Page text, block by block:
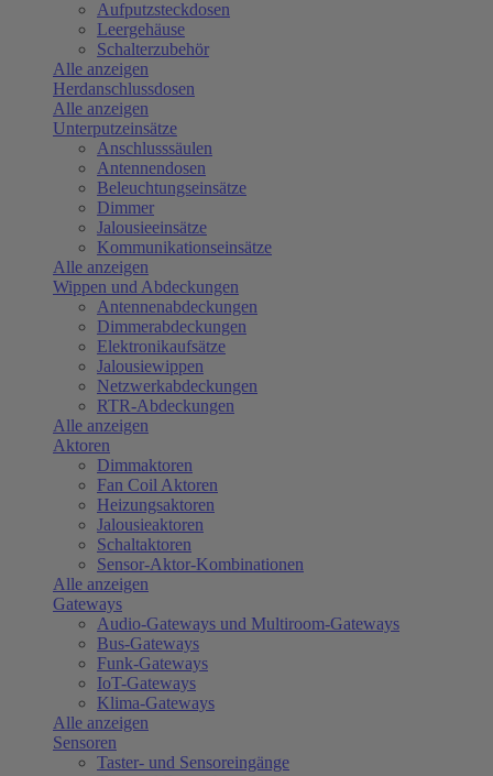
Aufputzsteckdosen
Leergehäuse
Schalterzubehör
Alle anzeigen
Herdanschlussdosen
Alle anzeigen
Unterputzeinsätze
Anschlusssäulen
Antennendosen
Beleuchtungseinsätze
Dimmer
Jalousieeinsätze
Kommunikationseinsätze
Alle anzeigen
Wippen und Abdeckungen
Antennenabdeckungen
Dimmerabdeckungen
Elektronikaufsätze
Jalousiewippen
Netzwerkabdeckungen
RTR-Abdeckungen
Alle anzeigen
Aktoren
Dimmaktoren
Fan Coil Aktoren
Heizungsaktoren
Jalousieaktoren
Schaltaktoren
Sensor-Aktor-Kombinationen
Alle anzeigen
Gateways
Audio-Gateways und Multiroom-Gateways
Bus-Gateways
Funk-Gateways
IoT-Gateways
Klima-Gateways
Alle anzeigen
Sensoren
Taster- und Sensoreingänge